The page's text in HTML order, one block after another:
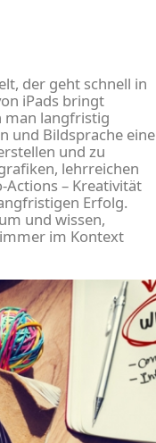
der geht schnell in
iPads bringt
man langfristig
und Bildsprache eine
und zu
lehrreichen
Actions – Kreativität
Erfolg.
und wissen,
im Kontext